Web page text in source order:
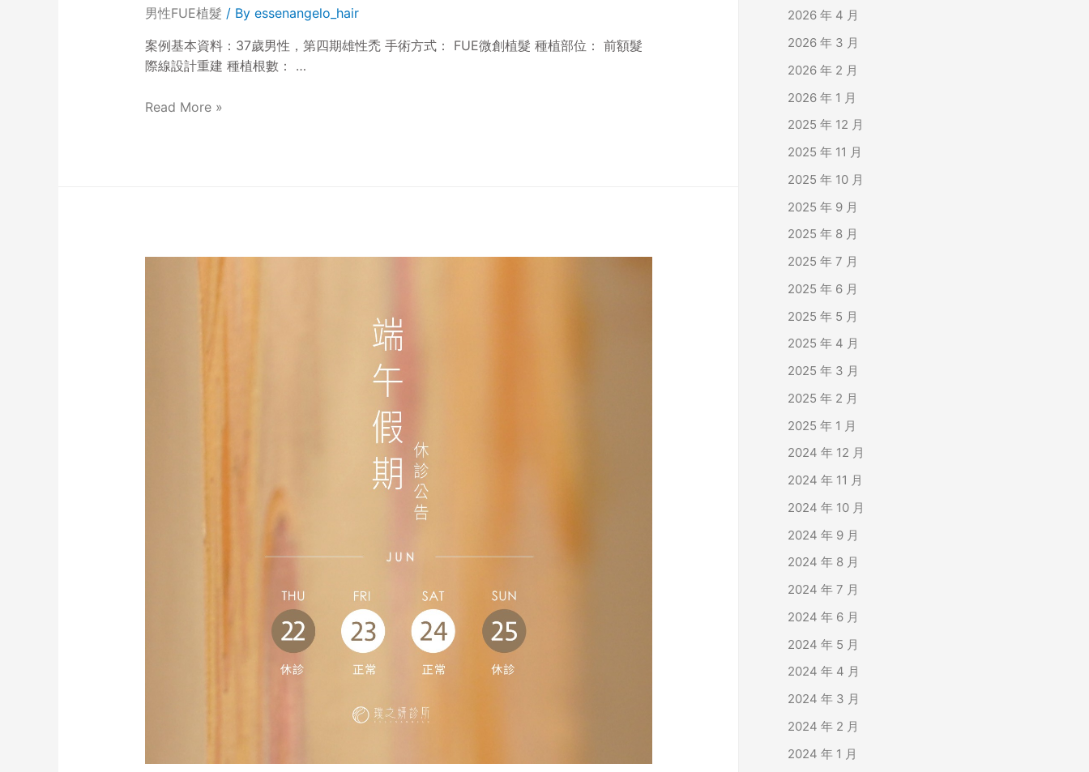
男性FUE植髮 / By essenangelo_hair
案例基本資料：37歲男性，第四期雄性禿 手術方式： FUE微創植髮 種植部位： 前額髮
際線設計重建 種植根數： …
Read More »
2026 年 4 月
2026 年 3 月
2026 年 2 月
2026 年 1 月
2025 年 12 月
2025 年 11 月
2025 年 10 月
2025 年 9 月
2025 年 8 月
2025 年 7 月
2025 年 6 月
2025 年 5 月
2025 年 4 月
2025 年 3 月
2025 年 2 月
2025 年 1 月
2024 年 12 月
2024 年 11 月
2024 年 10 月
2024 年 9 月
2024 年 8 月
2024 年 7 月
2024 年 6 月
2024 年 5 月
2024 年 4 月
2024 年 3 月
2024 年 2 月
2024 年 1 月